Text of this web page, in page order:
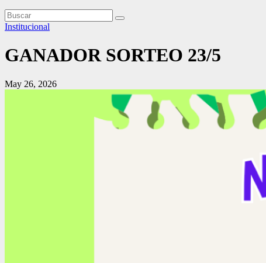
Institucional
GANADOR SORTEO 23/5
May 26, 2026